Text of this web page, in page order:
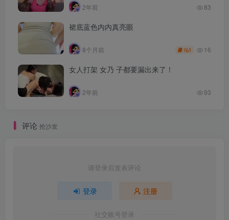
2年前 83
裙底蓝色内内真亮眼
8个月前 1 16
女人打架 女乃 子都要漏出来了！
2年前 93
评论 抢沙发
请登录后发表评论
登录 注册
社交账号登录